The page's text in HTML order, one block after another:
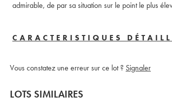
admirable, de par sa situation sur le point le plus
CARACTERISTIQUES
Vous constatez une erreur sur ce lot ? Signaler
LOTS SIMILAIRES